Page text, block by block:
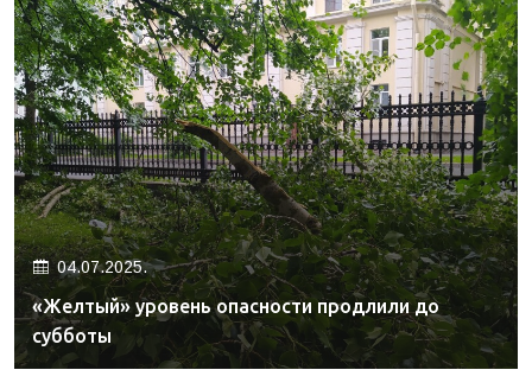
04.07.2025.
«Желтый» уровень опасности продлили до
субботы